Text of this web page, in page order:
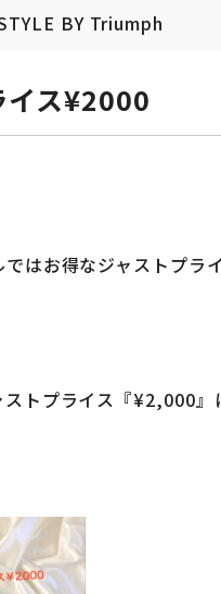
BY Triumph
イス¥2000
はお得なジャストプラ
トプライス『¥2,000』